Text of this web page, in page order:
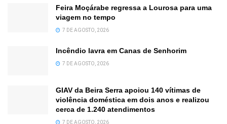
Feira Moçárabe regressa a Lourosa para uma
viagem no tempo
7 DE AGOSTO, 2026
Incêndio lavra em Canas de Senhorim
7 DE AGOSTO, 2026
GIAV da Beira Serra apoiou 140 vítimas de
violência doméstica em dois anos e realizou
cerca de 1.240 atendimentos
7 DE AGOSTO, 2026